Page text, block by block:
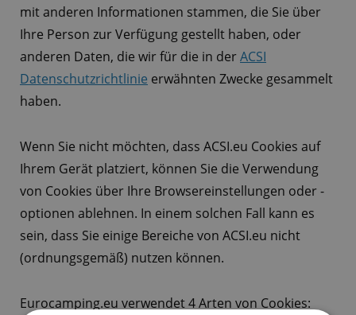
mit anderen Informationen stammen, die Sie über
Ihre Person zur Verfügung gestellt haben, oder
anderen Daten, die wir für die in derACSI
Datenschutzrichtlinie erwähnten Zwecke gesammelt
haben.
Wenn Sie nicht möchten, dass ACSI.eu Cookies auf
Ihrem Gerät platziert, können Sie die Verwendung
von Cookies über Ihre Browsereinstellungen oder -
optionen ablehnen. In einem solchen Fall kann es
sein, dass Sie einige Bereiche von ACSI.eu nicht
(ordnungsgemäß) nutzen können.
Eurocamping.eu verwendet 4 Arten von Cookies: